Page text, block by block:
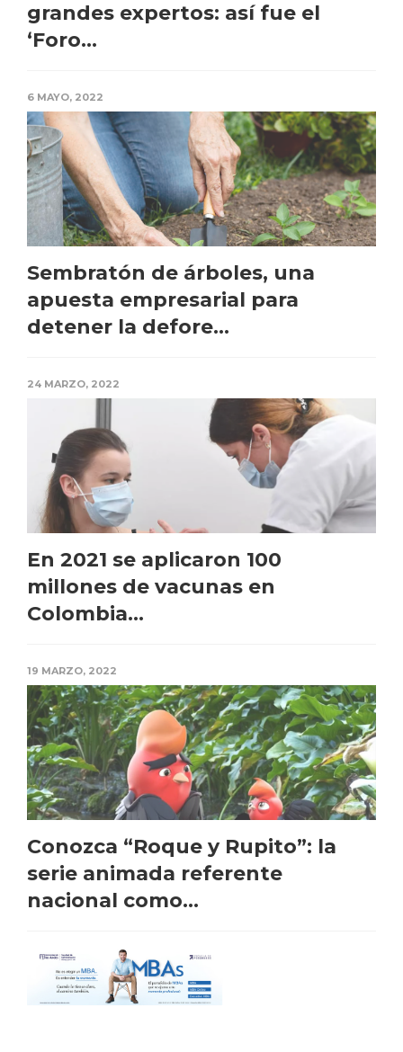
grandes expertos: así fue el
‘Foro...
6 MAYO, 2022
Sembratón de árboles, una
apuesta empresarial para
detener la defore...
24 MARZO, 2022
En 2021 se aplicaron 100
millones de vacunas en
Colombia...
19 MARZO, 2022
Conozca “Roque y Rupito”: la
serie animada referente
nacional como...